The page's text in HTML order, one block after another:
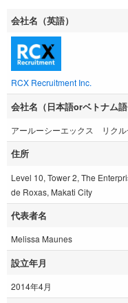
会社名（英語）
RCX Recruitment Inc.
会社名（日本語orベトナム語
アールーシーエックス リクル
住所
Level 10, Tower 2, The
de Roxas, Makati City
代表者名
Melissa Maunes
設立年月
2014年4月